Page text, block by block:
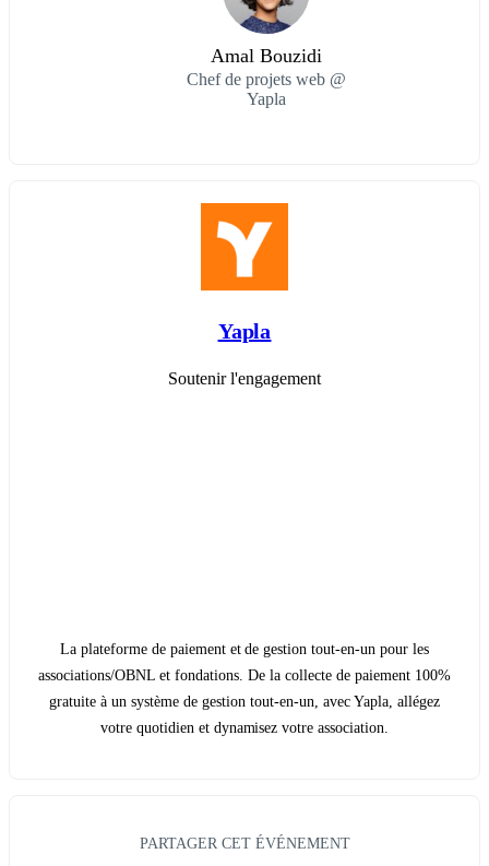
Amal Bouzidi
Chef de projets web @
Yapla
Yapla
Soutenir l'engagement
La plateforme de paiement et de gestion tout-en-un pour les
associations/OBNL et fondations. De la collecte de paiement 100%
gratuite à un système de gestion tout-en-un, avec Yapla, allégez
votre quotidien et dynamisez votre association.
PARTAGER CET ÉVÉNEMENT